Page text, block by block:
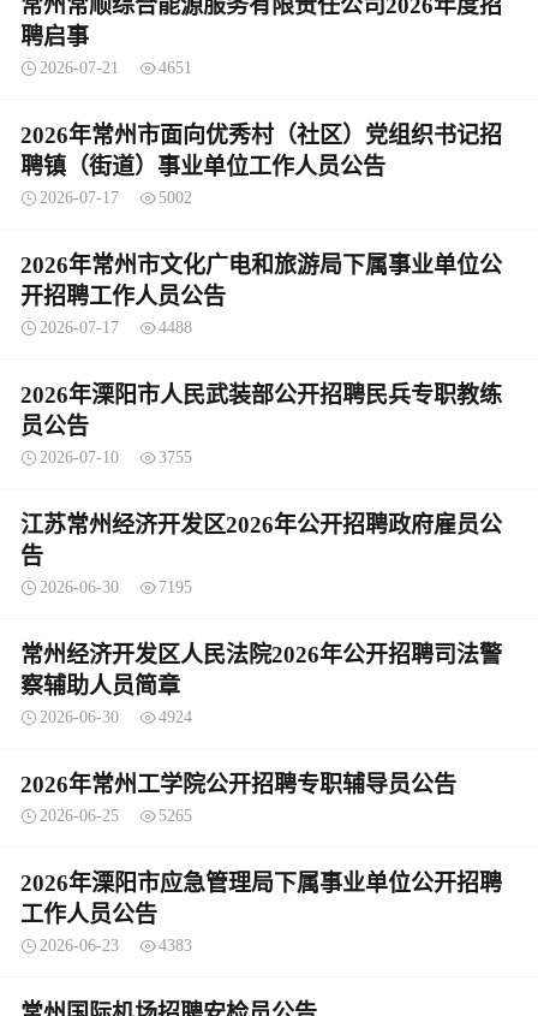
常州常顺综合能源服务有限责任公司2026年度招
聘启事
2026-07-21 4651
2026年常州市面向优秀村（社区）党组织书记招
聘镇（街道）事业单位工作人员公告
2026-07-17 5002
2026年常州市文化广电和旅游局下属事业单位公
开招聘工作人员公告
2026-07-17 4488
2026年溧阳市人民武装部公开招聘民兵专职教练
员公告
2026-07-10 3755
江苏常州经济开发区2026年公开招聘政府雇员公
告
2026-06-30 7195
常州经济开发区人民法院2026年公开招聘司法警
察辅助人员简章
2026-06-30 4924
2026年常州工学院公开招聘专职辅导员公告
2026-06-25 5265
2026年溧阳市应急管理局下属事业单位公开招聘
工作人员公告
2026-06-23 4383